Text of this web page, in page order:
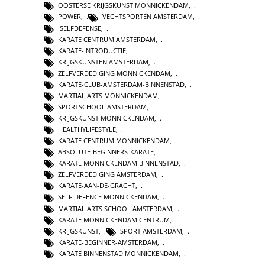
OOSTERSE KRIJGSKUNST MONNICKENDAM,
POWER, VECHTSPORTEN AMSTERDAM,
SELFDEFENSE
KARATE CENTRUM AMSTERDAM
KARATE-INTRODUCTIE
KRIJGSKUNSTEN AMSTERDAM
ZELFVERDEDIGING MONNICKENDAM
KARATE-CLUB-AMSTERDAM-BINNENSTAD
MARTIAL ARTS MONNICKENDAM
SPORTSCHOOL AMSTERDAM
KRIJGSKUNST MONNICKENDAM,
HEALTHYLIFESTYLE,
KARATE CENTRUM MONNICKENDAM,
ABSOLUTE-BEGINNERS-KARATE,
KARATE MONNICKENDAM BINNENSTAD,
ZELFVERDEDIGING AMSTERDAM,
KARATE-AAN-DE-GRACHT,
SELF DEFENCE MONNICKENDAM,
MARTIAL ARTS SCHOOL AMSTERDAM
KARATE MONNICKENDAM CENTRUM
KRIJGSKUNST
SPORT AMSTERDAM
KARATE-BEGINNER-AMSTERDAM
KARATE BINNENSTAD MONNICKENDAM